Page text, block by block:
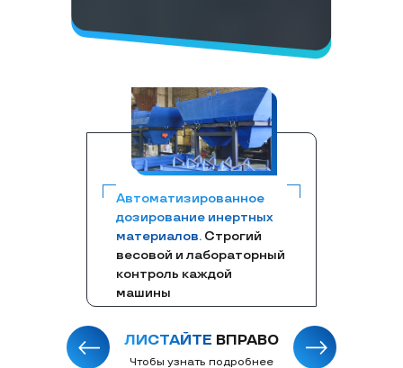
Автоматизированное
дозирование инертных
материалов. Строгий
весовой и лабораторный
контроль каждой
машины
ЛИСТАЙТЕ ВПРАВО
Чтобы узнать подробнее